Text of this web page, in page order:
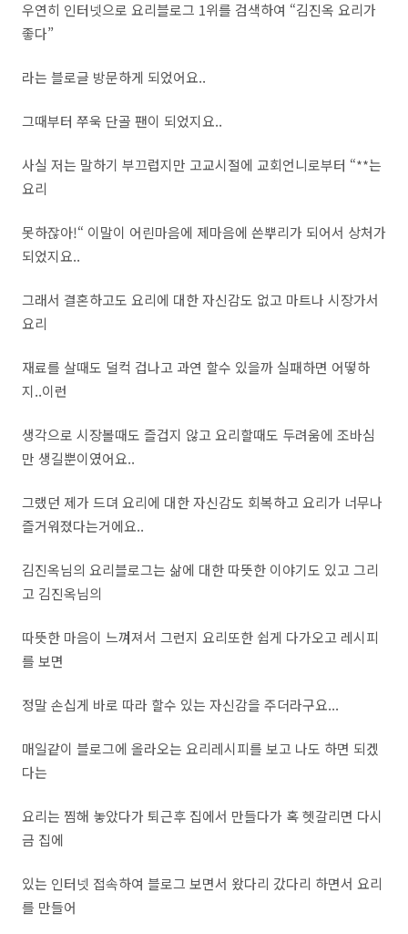
우연히 인터넷으로 요리블로그 1위를 검색하여 “김진옥 요리가
좋다”
라는 블로글 방문하게 되었어요..
그때부터 쭈욱 단골 팬이 되었지요..
사실 저는 말하기 부끄럽지만 고교시절에 교회언니로부터 “**는
요리
못하잖아!“ 이말이 어린마음에 제마음에 쓴뿌리가 되어서 상처가
되었지요..
그래서 결혼하고도 요리에 대한 자신감도 없고 마트나 시장가서
요리
재료를 살때도 덜컥 겁나고 과연 할수 있을까 실패하면 어떻하
지..이런
생각으로 시장볼때도 즐겁지 않고 요리할때도 두려움에 조바심
만 생길뿐이였어요..
그랬던 제가 드뎌 요리에 대한 자신감도 회복하고 요리가 너무나
즐거워졌다는거에요..
김진옥님의 요리블로그는 삶에 대한 따뜻한 이야기도 있고 그리
고 김진옥님의
따뜻한 마음이 느껴져서 그런지 요리또한 쉽게 다가오고 레시피
를 보면
정말 손십게 바로 따라 할수 있는 자신감을 주더라구요...
매일같이 블로그에 올라오는 요리레시피를 보고 나도 하면 되겠
다는
요리는 찜해 놓았다가 퇴근후 집에서 만들다가 혹 헷갈리면 다시
금 집에
있는 인터넷 접속하여 블로그 보면서 왔다리 갔다리 하면서 요리
를 만들어